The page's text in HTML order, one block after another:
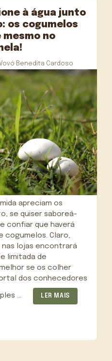
à água junto
os cogumelos
no
Vovó Benedita Cardoso
apreciam os
se quiser saboreá-
confiar que haverá
cogumelos. Claro,
nas lojas encontrará
limitada de
se os colher
dos conhecedores
… LER MAIS